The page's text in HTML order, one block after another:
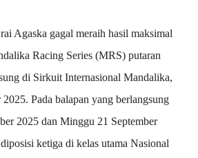
Agaska gagal meraih hasil maksimal
Racing Series (MRS) putaran
di Sirkuit Internasional Mandalika,
Pada balapan yang berlangsung
2025 dan Minggu 21 September
ketiga di kelas utama Nasional